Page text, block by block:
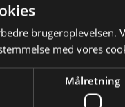
brugeroplevelsen.
med vores
Målretning